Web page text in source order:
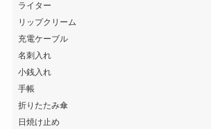
ライター
リップクリーム
充電ケーブル
名刺入れ
小銭入れ
手帳
折りたたみ傘
日焼け止め